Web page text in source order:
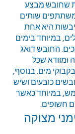
שחובש מבצע
שותים
היא אחת
במיוחד בימים
החובש דואג
ומוודא שכל
מים. בנוסף,
כובעים ושיש
במיוחד כאשר
חשופים.
מצוקה